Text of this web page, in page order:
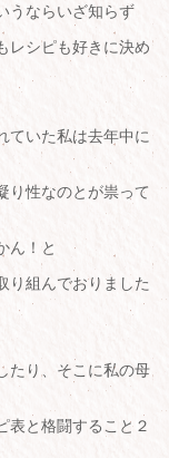
うならいざ知らず
レシピも好きに決め
ていた私は去年中に
り性なのとが祟って
ん！と
り組んでおりました
たり、そこに私の母
表と格闘すること２